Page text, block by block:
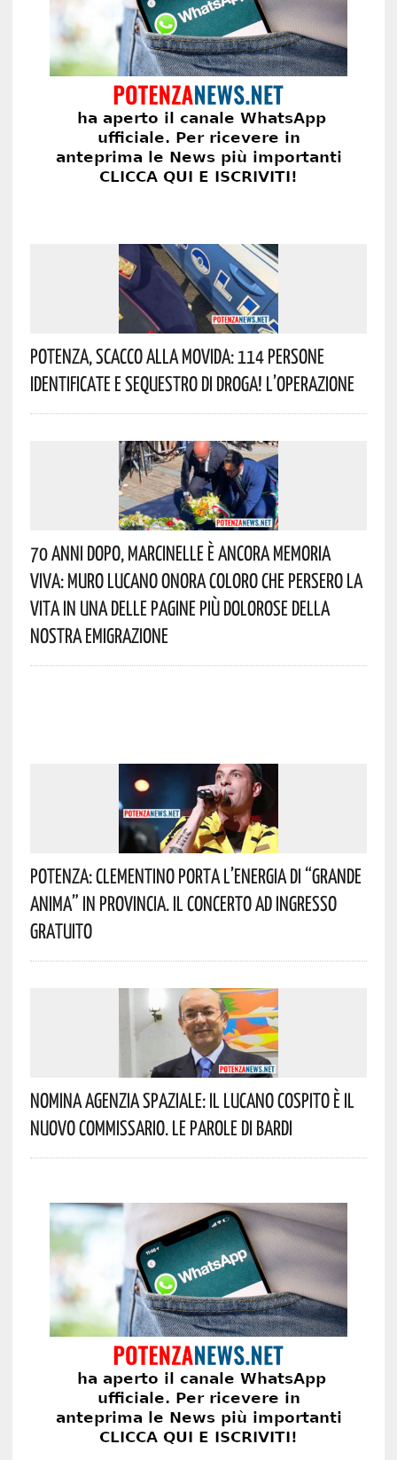
Potenza, Scacco Alla Movida: 114 Persone
Identificate E Sequestro Di Droga! L’operazione
70 Anni Dopo, Marcinelle È Ancora Memoria
Viva: Muro Lucano Onora Coloro Che Persero La
Vita In Una Delle Pagine Più Dolorose Della
Nostra Emigrazione
Potenza: Clementino Porta L’energia Di “Grande
Anima” In Provincia. Il Concerto Ad Ingresso
Gratuito
Nomina Agenzia Spaziale: Il Lucano Cospito È Il
Nuovo Commissario. Le Parole Di Bardi